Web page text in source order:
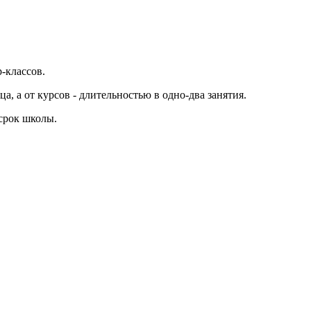
а от курсов - длительностью в одно-два занятия.
школы.